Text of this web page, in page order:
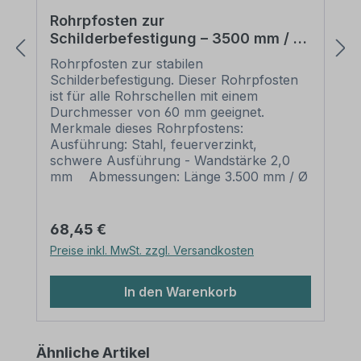
Rohrpfosten zur
Schilderbefestigung – 3500 mm / Ø
60 mm
Rohrpfosten zur stabilen
Schilderbefestigung. Dieser Rohrpfosten
ist für alle Rohrschellen mit einem
Durchmesser von 60 mm geeignet.
Merkmale dieses Rohrpfostens:
Ausführung: Stahl, feuerverzinkt,
schwere Ausführung - Wandstärke 2,0
mm Abmessungen: Länge 3.500 mm / Ø
Bitte beachten Sie: Für einen sicheren
Stand muß der Pfosten mindestens 50 cm
tief im Erdreich einbetoniert werden.
Regulärer Preis:
68,45 €
Preise inkl. MwSt. zzgl. Versandkosten
In den Warenkorb
Produktgalerie überspringen
Ähnliche Artikel